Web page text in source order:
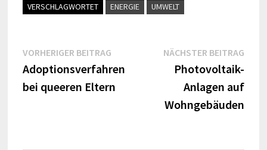
VERSCHLAGWORTET ENERGIE UMWELT
Beitragsnavigation
VORHERIGER BEITRAGVorheriger
Beitrag:
Adoptionsverfahren
bei queeren Eltern
NÄCHSTER BEITRAG
Photovoltaik-
Anlagen auf
Wohngebäuden